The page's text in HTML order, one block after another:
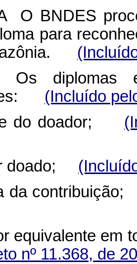
O BNDES
para
diplomas
(Incluído
do doador;
doado;
da
equivalente
nº 11.368, de